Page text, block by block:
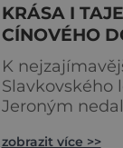
KRÁSA I
CÍNOVÉHO
K
Slavkovského
Jeroným
zobrazit více >>